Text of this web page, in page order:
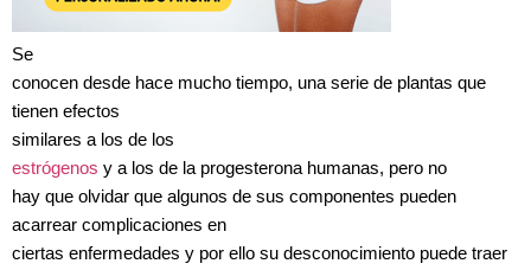
Se
conocen desde hace mucho tiempo, una serie de plantas que
tienen efectos
similares a los de los
estrógenos y a los de la progesterona humanas, pero no
hay que olvidar que algunos de sus componentes pueden
acarrear complicaciones en
ciertas enfermedades y por ello su desconocimiento puede traer